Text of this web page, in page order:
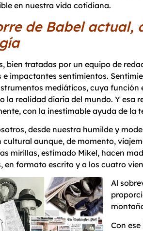
en nuestra vida cotidiana.
de Babel
bien tratadas por un equipo de
e impactantes sentimientos.
mediáticos, cuya
la realidad diaria del mundo. Y esa
con la inestimable ayuda de la
desde nuestra humilde y
aunque, de momento,
mirillas, estimado Mikel, hacen
en formato escrito y a los cuatro
Al
Con